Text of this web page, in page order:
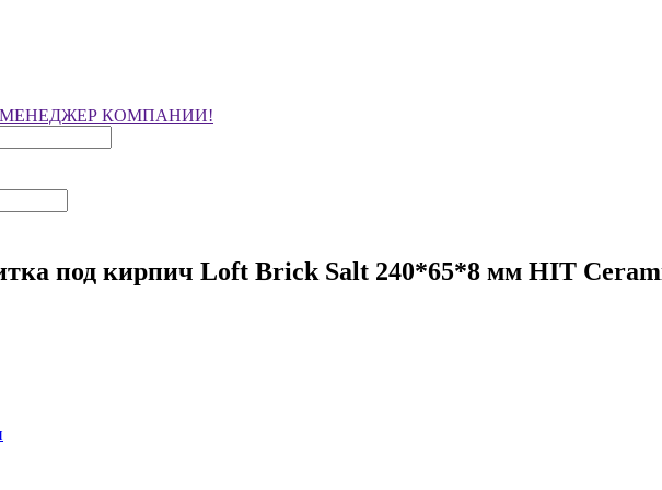
КОМПАНИИ!
под кирпич Loft Brick Salt 240*65*8 мм HIT